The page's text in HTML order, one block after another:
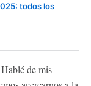
todos los
de mis